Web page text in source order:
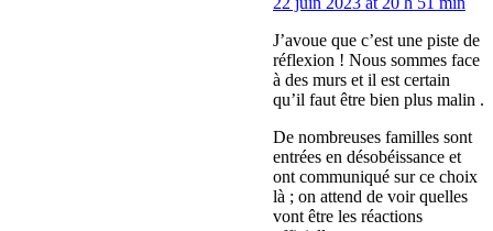
J’avoue que c’est une piste de
réflexion ! Nous sommes face
à des murs et il est certain
qu’il faut être bien plus malin .
De nombreuses familles sont
entrées en désobéissance et
ont communiqué sur ce choix
là ; on attend de voir quelles
vont être les réactions